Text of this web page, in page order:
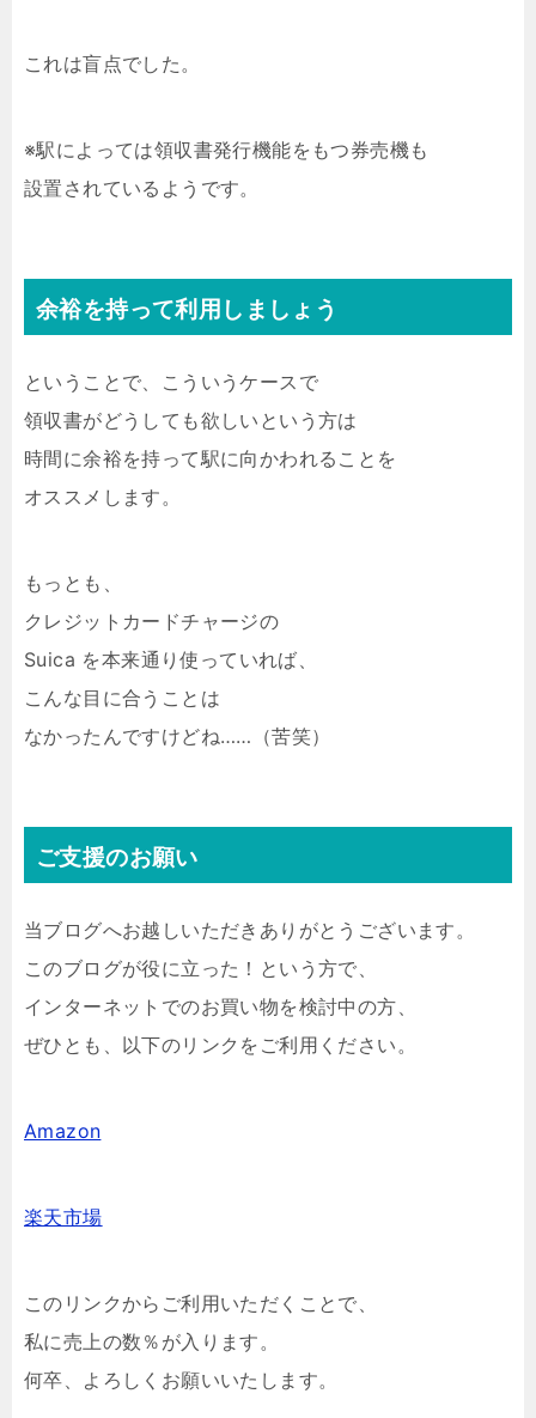
これは盲点でした。
※駅によっては領収書発行機能をもつ券売機も
設置されているようです。
余裕を持って利用しましょう
ということで、こういうケースで
領収書がどうしても欲しいという方は
時間に余裕を持って駅に向かわれることを
オススメします。
もっとも、
クレジットカードチャージの
Suica を本来通り使っていれば、
こんな目に合うことは
なかったんですけどね……（苦笑）
ご支援のお願い
当ブログへお越しいただきありがとうございます。
このブログが役に立った！という方で、
インターネットでのお買い物を検討中の方、
ぜひとも、以下のリンクをご利用ください。
Amazon
楽天市場
このリンクからご利用いただくことで、
私に売上の数％が入ります。
何卒、よろしくお願いいたします。